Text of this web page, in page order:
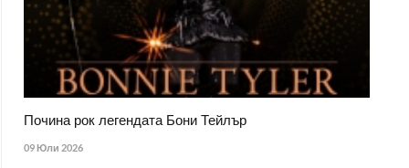
Почина рок легендата Бони Тейлър
09 Юли 2026